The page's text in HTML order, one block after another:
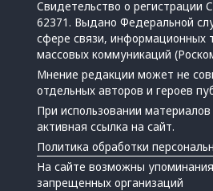
Свидетельство о
62371. Выдано Федеральной
сфере связи, информационных
массовых коммуникаций
Мнение редакции может не
отдельных авторов и героев
При использовании материалов
активная ссылка на сайт.
Политика обработки
На сайте возможны
запрещенных организаций